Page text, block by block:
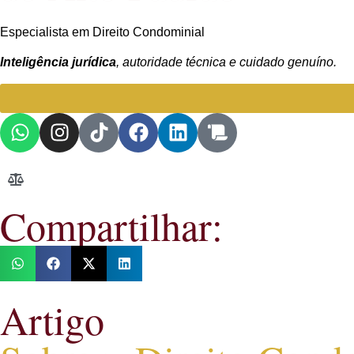
Especialista em Direito Condominial
Inteligência jurídica, autoridade técnica e cuidado genuíno.
Compartilhar:
Artigo